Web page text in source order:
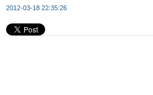
2012-03-18 22:35:26